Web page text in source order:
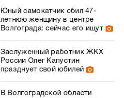
Юный самокатчик сбил 47-
летнюю женщину в центре
Волгограда: сейчас его ищут
Заслуженный работник ЖКХ
России Олег Капустин
празднует свой юбилей
В Волгоградской области